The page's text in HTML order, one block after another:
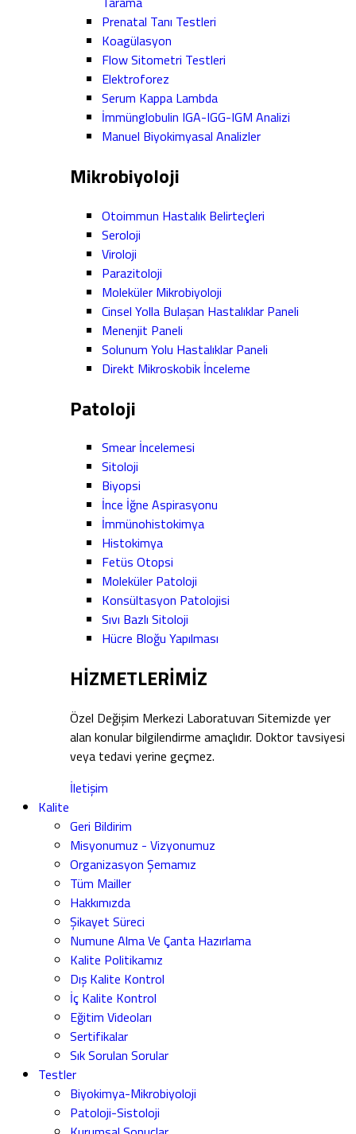
Prenatal Tanı Testleri
Koagülasyon
Flow Sitometri Testleri
Elektroforez
Serum Kappa Lambda
İmmünglobulin IGA-IGG-IGM Analizi
Manuel Biyokimyasal Analizler
Mikrobiyoloji
Otoimmun Hastalık Belirteçleri
Seroloji
Viroloji
Parazitoloji
Moleküler Mikrobiyoloji
Cinsel Yolla Bulaşan Hastalıklar Paneli
Menenjit Paneli
Solunum Yolu Hastalıklar Paneli
Direkt Mikroskobik İnceleme
Patoloji
Smear İncelemesi
Sitoloji
Biyopsi
İnce İğne Aspirasyonu
İmmünohistokimya
Histokimya
Fetüs Otopsi
Moleküler Patoloji
Konsültasyon Patolojisi
Sıvı Bazlı Sitoloji
Hücre Bloğu Yapılması
HİZMETLERİMİZ
Özel Değişim Merkezi Laboratuvarı Sitemizde yer
alan konular bilgilendirme amaçlıdır. Doktor tavsiyesi
veya tedavi yerine geçmez.
İletişim
Kalite
Geri Bildirim
Misyonumuz - Vizyonumuz
Organizasyon Şemamız
Tüm Mailler
Hakkımızda
Şikayet Süreci
Numune Alma Ve Çanta Hazırlama
Kalite Politikamız
Dış Kalite Kontrol
İç Kalite Kontrol
Eğitim Videoları
Sertifikalar
Sık Sorulan Sorular
Testler
Biyokimya-Mikrobiyoloji
Patoloji-Sistoloji